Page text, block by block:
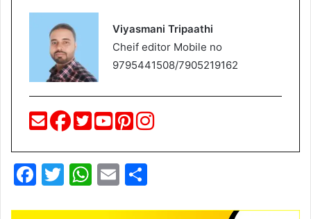
Viyasmani Tripaathi
Cheif editor Mobile no
9795441508/7905219162
F
T
W E